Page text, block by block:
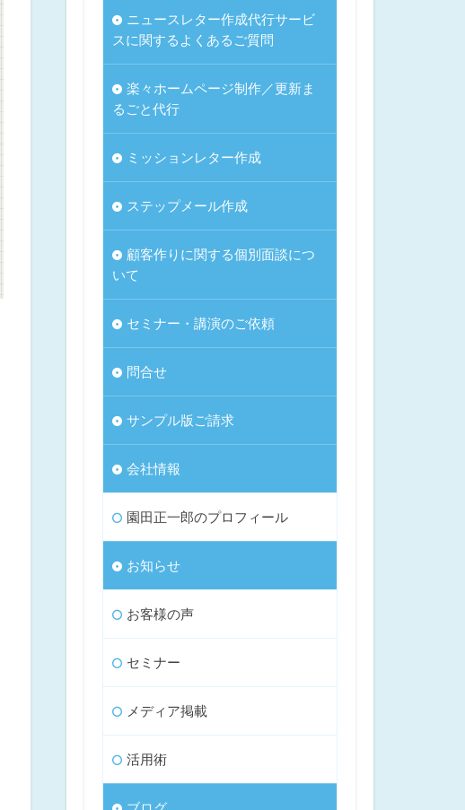
ニュースレター作成代行サービ
スに関するよくあるご質問
楽々ホームページ制作／更新ま
るごと代行
ミッションレター作成
ステップメール作成
顧客作りに関する個別面談につ
いて
セミナー・講演のご依頼
問合せ
サンプル版ご請求
会社情報
園田正一郎のプロフィール
お知らせ
お客様の声
セミナー
メディア掲載
活用術